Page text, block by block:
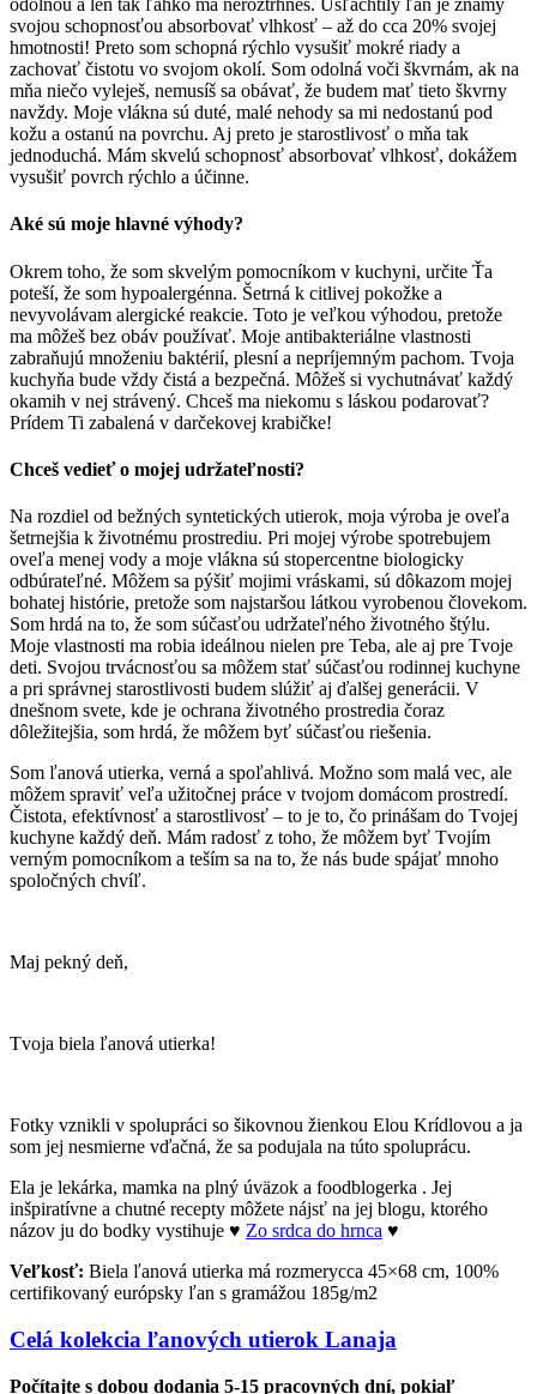
odolnou a len tak ľahko ma neroztrhneš. Ušľachtilý ľan je známy
svojou schopnosťou absorbovať vlhkosť – až do cca 20% svojej
hmotnosti! Preto som schopná rýchlo vysušiť mokré riady a
zachovať čistotu vo svojom okolí. Som odolná voči škvrnám, ak na
mňa niečo vyleješ, nemusíš sa obávať, že budem mať tieto škvrny
navždy. Moje vlákna sú duté, malé nehody sa mi nedostanú pod
kožu a ostanú na povrchu. Aj preto je starostlivosť o mňa tak
jednoduchá. Mám skvelú schopnosť absorbovať vlhkosť, dokážem
vysušiť povrch rýchlo a účinne.
Aké sú moje hlavné výhody?
Okrem toho, že som skvelým pomocníkom v kuchyni, určite Ťa
poteší, že som hypoalergénna. Šetrná k citlivej pokožke a
nevyvolávam alergické reakcie. Toto je veľkou výhodou, pretože
ma môžeš bez obáv používať. Moje antibakteriálne vlastnosti
zabraňujú množeniu baktérií, plesní a nepríjemným pachom. Tvoja
kuchyňa bude vždy čistá a bezpečná. Môžeš si vychutnávať každý
okamih v nej strávený. Chceš ma niekomu s láskou podarovať?
Prídem Ti zabalená v darčekovej krabičke!
Chceš vedieť o mojej udržateľnosti?
Na rozdiel od bežných syntetických utierok, moja výroba je oveľa
šetrnejšia k životnému prostrediu. Pri mojej výrobe spotrebujem
oveľa menej vody a moje vlákna sú stopercentne biologicky
odbúrateľné. Môžem sa pýšiť mojimi vráskami, sú dôkazom mojej
bohatej histórie, pretože som najstaršou látkou vyrobenou človekom.
Som hrdá na to, že som súčasťou udržateľného životného štýlu.
Moje vlastnosti ma robia ideálnou nielen pre Teba, ale aj pre Tvoje
deti. Svojou trvácnosťou sa môžem stať súčasťou rodinnej kuchyne
a pri správnej starostlivosti budem slúžiť aj ďalšej generácii. V
dnešnom svete, kde je ochrana životného prostredia čoraz
dôležitejšia, som hrdá, že môžem byť súčasťou riešenia.
Som ľanová utierka, verná a spoľahlivá. Možno som malá vec, ale
môžem spraviť veľa užitočnej práce v tvojom domácom prostredí.
Čistota, efektívnosť a starostlivosť – to je to, čo prinášam do Tvojej
kuchyne každý deň. Mám radosť z toho, že môžem byť Tvojím
verným pomocníkom a teším sa na to, že nás bude spájať mnoho
spoločných chvíľ.
Maj pekný deň,
Tvoja biela ľanová utierka!
Fotky vznikli v spolupráci so šikovnou žienkou Elou Krídlovou a ja
som jej nesmierne vďačná, že sa podujala na túto spoluprácu.
Ela je lekárka, mamka na plný úväzok a foodblogerka . Jej
inšpiratívne a chutné recepty môžete nájsť na jej blogu, ktorého
názov ju do bodky vystihuje ♥ Zo srdca do hrnca ♥
Veľkosť: Biela ľanová utierka má rozmerycca 45×68 cm, 100%
certifikovaný európsky ľan s gramážou 185g/m2
Celá kolekcia ľanových utierok Lanaja
Počítajte s dobou dodania 5-15 pracovných dní, pokiaľ